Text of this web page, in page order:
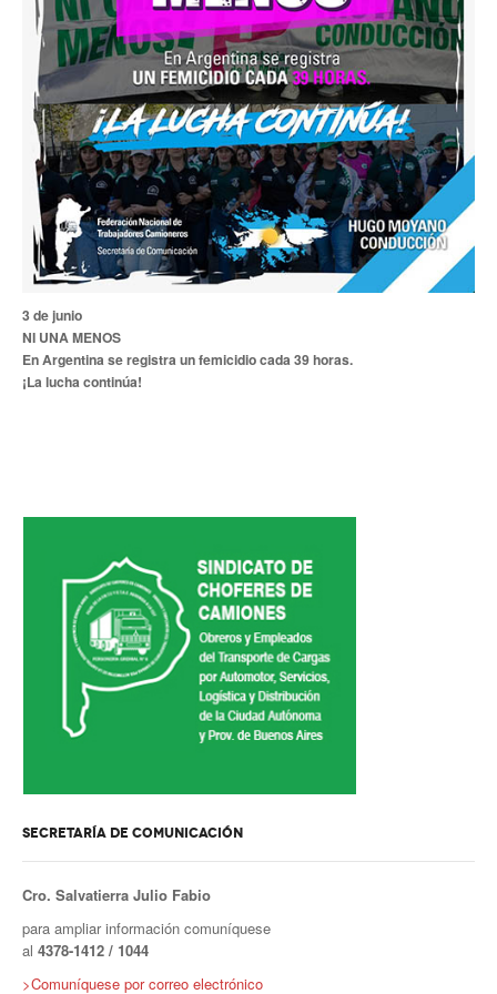
Noticias de Delegaciones y Seccionales
Memoria histórica
Notas
Novedades
Noticias Fiscalización
Buscar
Secretarías
Secretaría general
Secretaría gremial
Secretaría de organización
Secretaría de turismo
Secretaría de deporte
Sec. accidente de trabajo
Secretaría de fiscalización
Secretaría de política de transporte
3 de junio
NI UNA MENOS
En Argentina se registra un femicidio cada 39 horas.
¡La lucha continúa!
SECRETARÍA DE COMUNICACIÓN
Cro. Salvatierra Julio Fabio
para ampliar información comuníquese
al 4378-1412 / 1044
>Comuníquese por correo electrónico